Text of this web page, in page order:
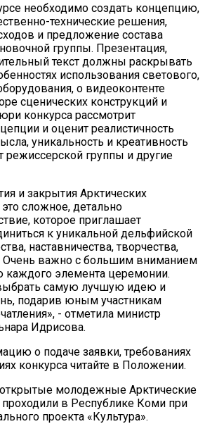
необходимо создать концепцию,
технические решения,
и предложение состава
группы. Презентация,
текст должны раскрывать
использования светового,
о видеоконтенте
сценических конструкций и
конкурса рассмотрит
и оценит реалистичность
уникальность и креативность
режиссерской группы и другие
и закрытия Арктических
сложное, детально
которое приглашает
к уникальной дельфийской
наставничества, творчества,
Очень важно с большим вниманием
каждого элемента церемонии.
самую лучшую идею и
подарив юным участникам
- отметила министр
Идрисова.
о подаче заявки, требованиях
конкурса читайте в Положении.
молодежные Арктические
в Республике Коми при
проекта «Культура».